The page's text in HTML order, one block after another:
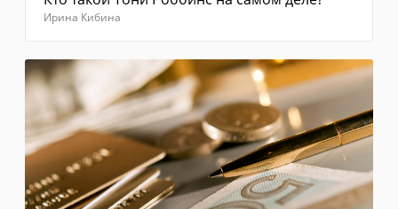
повторно"
Отправить
Ирина Кибина